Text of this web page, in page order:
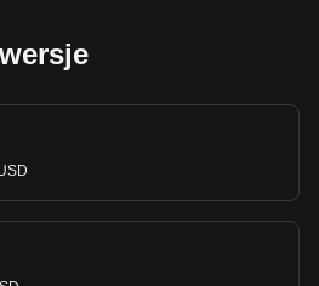
Federalna lub "Fed" zarządza
Skarbu, za
i Druku, ma za zadanie
podczas gdy Mennica
monety.
NEM?
ma bogatą historię, która
Zjednoczonych. Początkowo